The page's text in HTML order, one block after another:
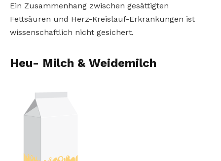
Ein Zusammenhang zwischen gesättigten
Fettsäuren und Herz-Kreislauf-Erkrankungen ist
wissenschaftlich nicht gesichert.
Heu- Milch & Weidemilch